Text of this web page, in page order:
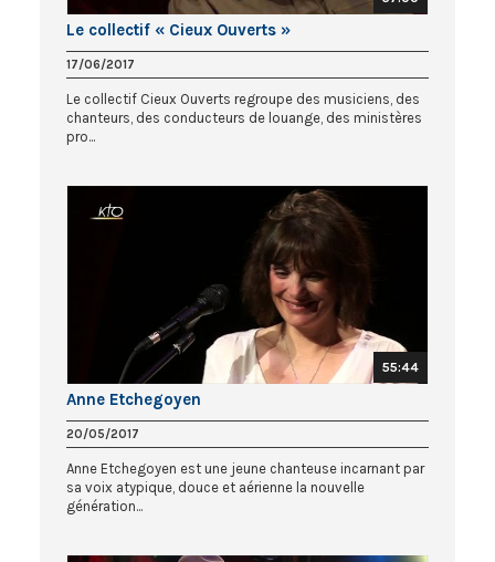
Le collectif « Cieux Ouverts »
17/06/2017
Le collectif Cieux Ouverts regroupe des musiciens, des
chanteurs, des conducteurs de louange, des ministères
pro...
55:44
Anne Etchegoyen
20/05/2017
Anne Etchegoyen est une jeune chanteuse incarnant par
sa voix atypique, douce et aérienne la nouvelle
génération...